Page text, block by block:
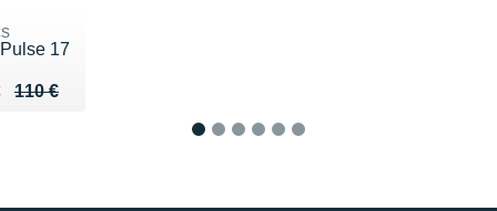
17
110 €
de 110 €
72 €